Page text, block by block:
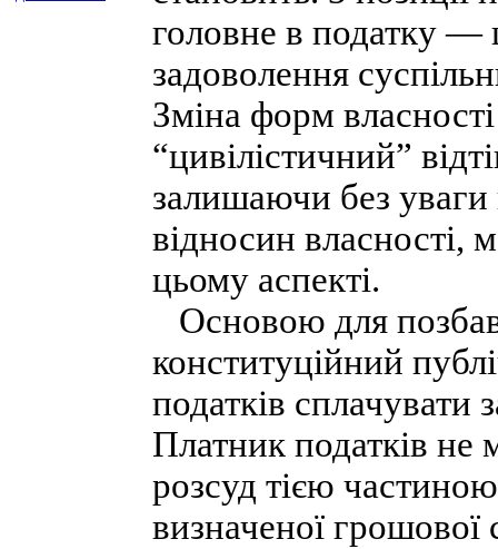
головне в податку —
задоволення
Зміна форм
“цивілістичний”
залишаючи без уваги
відносин власності,
цьому аспекті.
Основою для
конституційний
податків сплачувати
Платник податків не
розсуд тією
визначеної